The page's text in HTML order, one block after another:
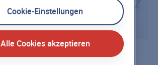
Cookie-Einstellungen
Alle Cookies akzeptieren